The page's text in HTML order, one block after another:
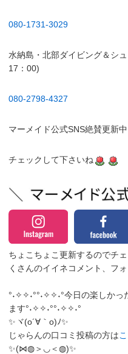
080-1731-3029
水納島・北部ダイビング＆シ
17：00)
080-2798-4327
マーメイド公式SNS絶賛更新中
チェックして下さいね
ちょこちょこ更新するのでチ
くさんのイイネコメント、フ
°˖✧✧˖°°˖✧✧˖°今日の楽しか
ます°˖✧✧˖°°˖✧✧˖°
✨ヾ(o´∀｀o)ﾉ✨
じゃらんの口コミ投稿の方は
✨(⋈◍＞◡＜◍)✨